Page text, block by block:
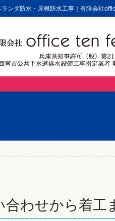
ンダ防水・屋根防水工事｜有限会社
合わせから着工